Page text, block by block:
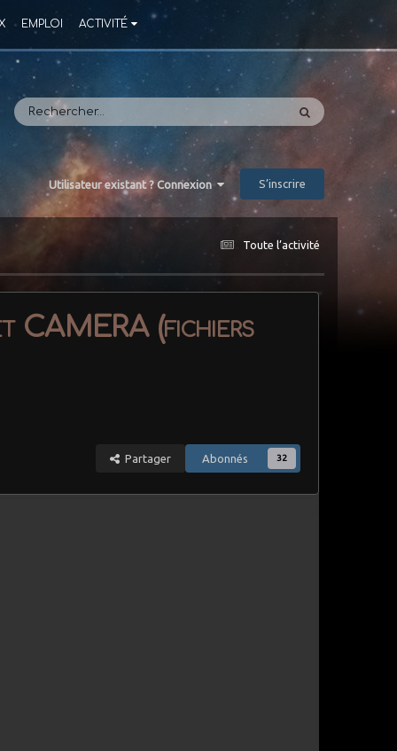
EMPLOI ACTIVITÉ
Utilisateur existant ? Connexion S’inscrire
Toute l’activité
CAMERA (fichiers
Partager Abonnés 32